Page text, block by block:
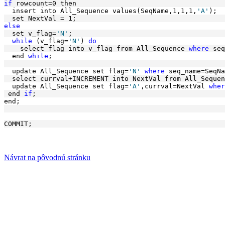
if rowcount=0 then
  insert into All_Sequence values(SeqName,1,1,1,
'A' );
  set NextVal = 1;
else
  set v_flag=
'N' ;
while (v_flag= 'N' ) do
    select flag into v_flag from All_Sequence
where
  end
while ;
  update All_Sequence set flag=
'N' where
select currval+INCREMENT into NextVal from
  update All_Sequence set flag=
'A' ,currval=NextVal
end if ;
end;
COMMIT;
Návrat na pôvodnú stránku